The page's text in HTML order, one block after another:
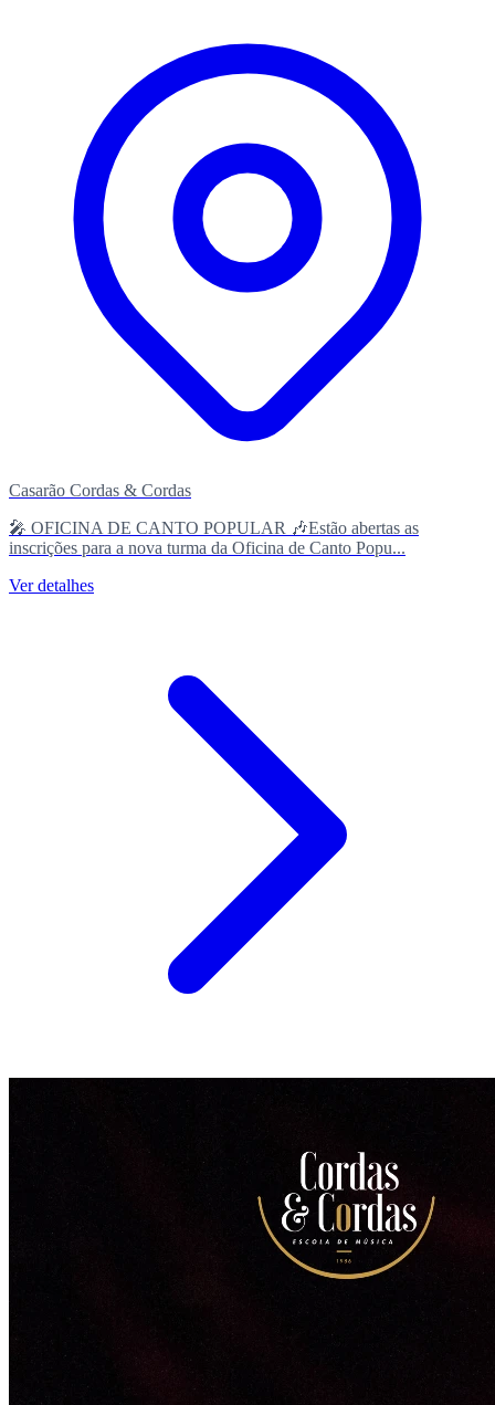
Casarão Cordas & Cordas
🎤 OFICINA DE CANTO POPULAR 🎶Estão abertas as
inscrições para a nova turma da Oficina de Canto Popu...
Ver detalhes